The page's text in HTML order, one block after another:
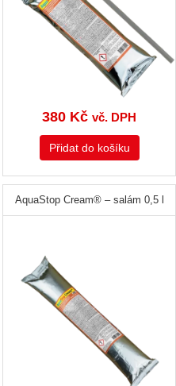
380 Kč vč. DPH
Přidat do košíku
AquaStop Cream® – salám 0,5 l